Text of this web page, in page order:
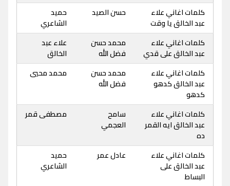
كلمات اغاني علاء
عبد الخالق يا وقت
حسن الصيد
حميد
الشاعري
كلمات اغاني علاء
عبد الخالق على قدي
محمد حسن
فضل الله
علاء عبد
الخالق
كلمات اغاني علاء
عبد الخالق كدهو
كدهو
محمد حسن
فضل الله
محمد محيي
كلمات اغاني علاء
عبد الخالق ايه القمر
ده
سامح
العجمي
مصطفى قمر
كلمات اغاني علاء
عبد الخالق على
البساط
عادل عمر
حميد
الشاعري